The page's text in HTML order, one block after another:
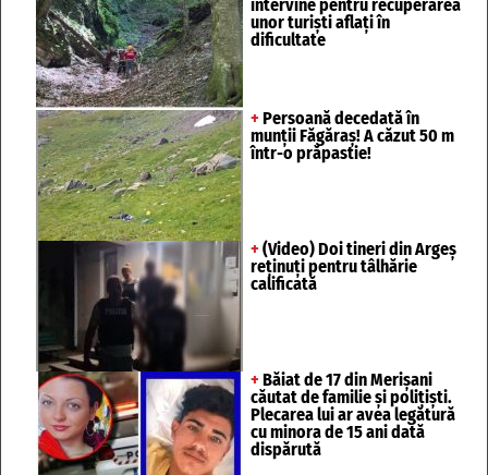
intervine pentru recuperarea
unor turişti aflaţi în
dificultate
+ Persoană decedată în
munții Făgăraș! A căzut 50 m
într-o prăpastie!
+ (Video) Doi tineri din Argeș
reținuți pentru tâlhărie
calificată
+ Băiat de 17 din Merișani
căutat de familie și polițiști.
Plecarea lui ar avea legătură
cu minora de 15 ani dată
dispărută